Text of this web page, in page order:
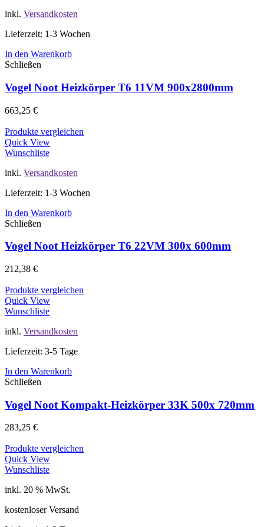
inkl. Versandkosten
Lieferzeit: 1-3 Wochen
In den Warenkorb
Schließen
Vogel Noot Heizkörper T6 11VM 900x2800mm
663,25 €
Produkte vergleichen
Quick View
Wunschliste
inkl. Versandkosten
Lieferzeit: 1-3 Wochen
In den Warenkorb
Schließen
Vogel Noot Heizkörper T6 22VM 300x 600mm
212,38 €
Produkte vergleichen
Quick View
Wunschliste
inkl. Versandkosten
Lieferzeit: 3-5 Tage
In den Warenkorb
Schließen
Vogel Noot Kompakt-Heizkörper 33K 500x 720mm
283,25 €
Produkte vergleichen
Quick View
Wunschliste
inkl. 20 % MwSt.
kostenloser Versand